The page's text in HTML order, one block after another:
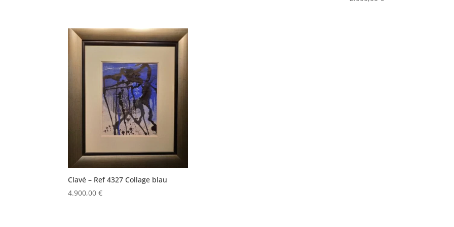
Clavé – Ref 4327 Collage blau
4.900,00€